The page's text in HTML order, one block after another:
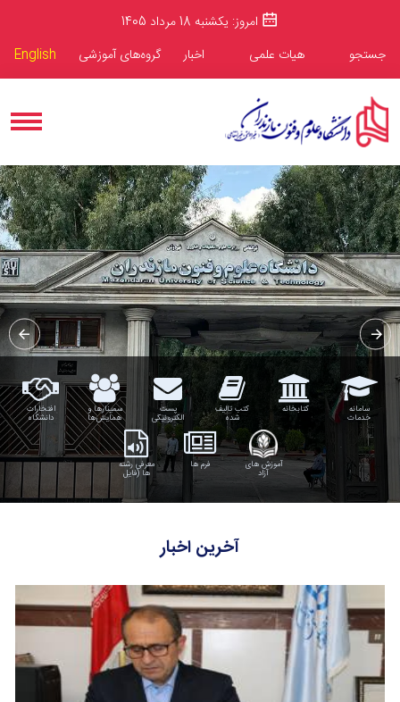
امروز: یکشنبه 18 مرداد 1405
جستجو
هیات علمی اخبار گروه‌های آموزشی English
سامانه
خدمات
آموزشی
کتابخانه کتب تالیف
شده
پست
الکترونیکی
سمینارها و
همایش‌ها
افتخارات
دانشگاه
آموزش های
آزاد
فرم ها معرفی رشته
ها (فایل
آخرین اخبار